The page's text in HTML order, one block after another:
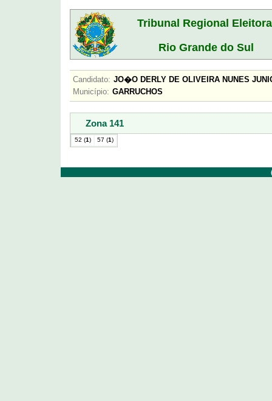
Tribunal Regional
Rio Grande do Sul
Candidato: JO�O DERLY DE OLIVEIRA NUNES
Município: GARRUCHOS
Zona 141
52 (1) 57 (1)